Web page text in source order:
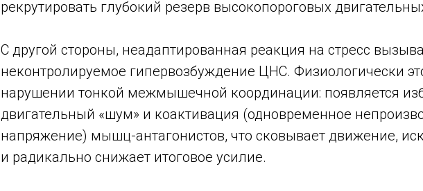
рекрутировать глубокий резерв высокопороговых
С другой стороны, неадаптированная реакция на стресс
неконтролируемое гипервозбуждение ЦНС. Физиологически
нарушении тонкой межмышечной координации: появляется
двигательный «шум» и коактивация (одновременное
напряжение) мышц-антагонистов, что сковывает движение,
и радикально снижает итоговое усилие.